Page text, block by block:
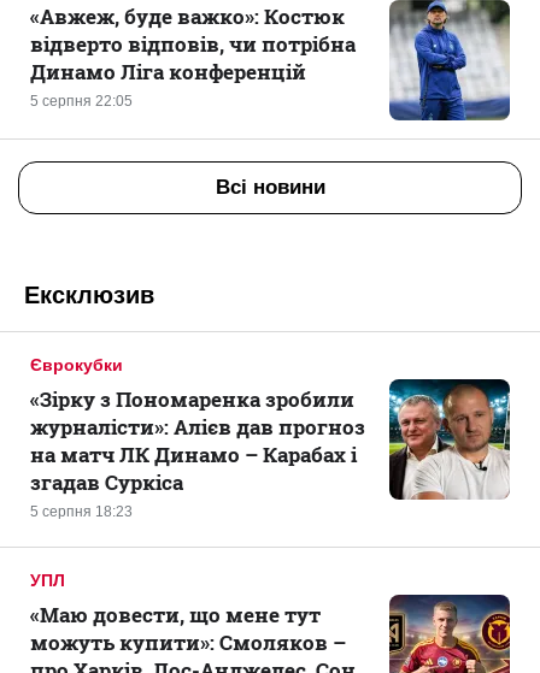
5 серпня 22:05
«Авжеж, буде важко»: Костюк
відверто відповів, чи потрібна
Динамо Ліга конференцій
Всі новини
Ексклюзив
Єврокубки
5 серпня 18:23
«Зірку з Пономаренка зробили
журналісти»: Алієв дав прогноз
на матч ЛК Динамо – Карабах і
згадав Суркіса
УПЛ
«Маю довести, що мене тут
можуть купити»: Смоляков –